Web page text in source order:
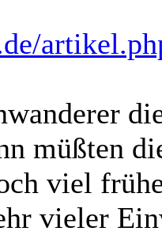
müßten
viel
vieler